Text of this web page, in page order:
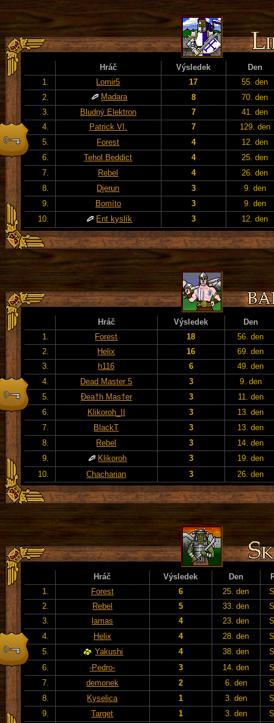
Hráč Výsledek
Den
1.
Lomir5 17
55. den
2.
Madara 8
70. den
3.
Bludný Elektron 7
41. den
4.
Patrick VI. 7
129. den
5.
Forest 4
12. den
6.
Tehol Beddict 4
25. den
7.
Rebel 4
26. den
8.
Djerun 3
9. den
9.
Bomíto 3
9. den
10.
Ent kyslík 3 12. den
Hráč Výsledek
Den
1.
Forest 18
56. den
2.
Helix 16
69. den
3.
h116 6
49. den
4.
Dead Master 5 3
9. den
5.
Đea†h Mas†er 3
11. den
6.
Klikoroh_II 3
13. den
7.
BlackT 3
13. den
8.
Rebel 3
14. den
9.
Klikoroh 3
19. den
10.
Chacharian 3 26. den
Hráč Výsledek Den
1.
Forest 6 25. den
2.
Rebel 5 33. den
3.
lamas 4 23. den
4.
Helix 4 28. den
5.
Yakushi 4 38. den
6.
-Pedro- 3 14. den
7.
demonek 2 6. den
8.
Kyselica 1 3. den
9.
Target 1 3. den